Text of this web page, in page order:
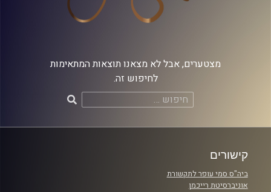
מצטערים, אבל לא מצאנו תוצאות המתאימות
לחיפוש זה.
חיפוש:
קישורים
ביה"ס סמי עופר לתקשורת
אוניברסיטת רייכמן